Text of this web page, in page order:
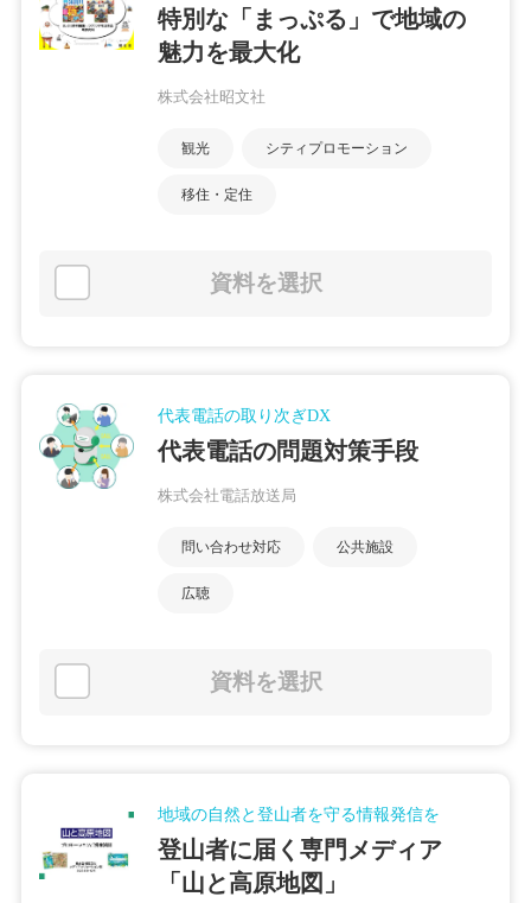
特別な「まっぷる」で地域の
魅力を最大化
株式会社昭文社
観光 シティプロモーション
移住・定住
資料を選択
代表電話の取り次ぎDX
代表電話の問題対策手段
株式会社電話放送局
問い合わせ対応 公共施設
広聴
資料を選択
地域の自然と登山者を守る情報発信を
登山者に届く専門メディア
「山と高原地図」